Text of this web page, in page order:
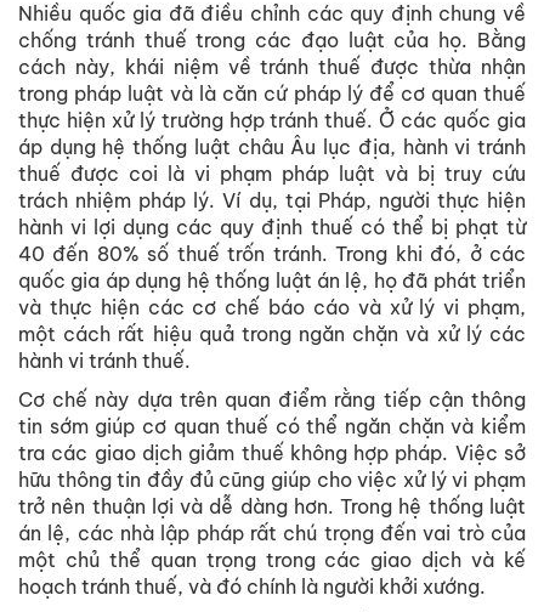
Nhiều quốc gia đã điều chỉnh các quy định chung về
chống tránh thuế trong các đạo luật của họ. Bằng
cách này, khái niệm về tránh thuế được thừa nhận
trong pháp luật và là căn cứ pháp lý để cơ quan thuế
thực hiện xử lý trường hợp tránh thuế. Ở các quốc gia
áp dụng hệ thống luật châu Âu lục địa, hành vi tránh
thuế được coi là vi phạm pháp luật và bị truy cứu
trách nhiệm pháp lý. Ví dụ, tại Pháp, người thực hiện
hành vi lợi dụng các quy định thuế có thể bị phạt từ
40 đến 80% số thuế trốn tránh. Trong khi đó, ở các
quốc gia áp dụng hệ thống luật án lệ, họ đã phát triển
và thực hiện các cơ chế báo cáo và xử lý vi phạm,
một cách rất hiệu quả trong ngăn chặn và xử lý các
hành vi tránh thuế.
Cơ chế này dựa trên quan điểm rằng tiếp cận thông
tin sớm giúp cơ quan thuế có thể ngăn chặn và kiểm
tra các giao dịch giảm thuế không hợp pháp. Việc sở
hữu thông tin đầy đủ cũng giúp cho việc xử lý vi phạm
trở nên thuận lợi và dễ dàng hơn. Trong hệ thống luật
án lệ, các nhà lập pháp rất chú trọng đến vai trò của
một chủ thể quan trọng trong các giao dịch và kế
hoạch tránh thuế, và đó chính là người khởi xướng.